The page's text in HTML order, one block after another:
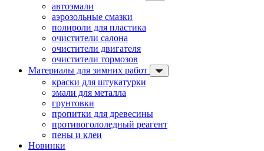
автоэмали
аэрозольные смазки
полироли для пластика
очистители салона
очистители двигателя
очистители тормозов
Материалы для зимних работ
краски для штукатурки
эмали для металла
грунтовки
пропитки для древесины
противогололедный реагент
пены и клеи
Новинки